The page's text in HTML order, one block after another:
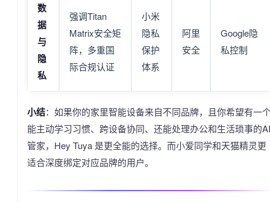
数
据
与
隐
私
强调Titan
Matrix安全矩
阵，多重国
际合规认证
小米
隐私
保护
体系
阿里
安全
Google隐
私控制
小结：如果你的家里智能设备来自不同品牌，且你希望有一
能主动学习习惯、跨设备协同、还能处理办公和生活琐事的AI
管家，Hey Tuya 是更全能的选择。而小爱同学和天猫精灵更
适合深度绑定对应品牌的用户。